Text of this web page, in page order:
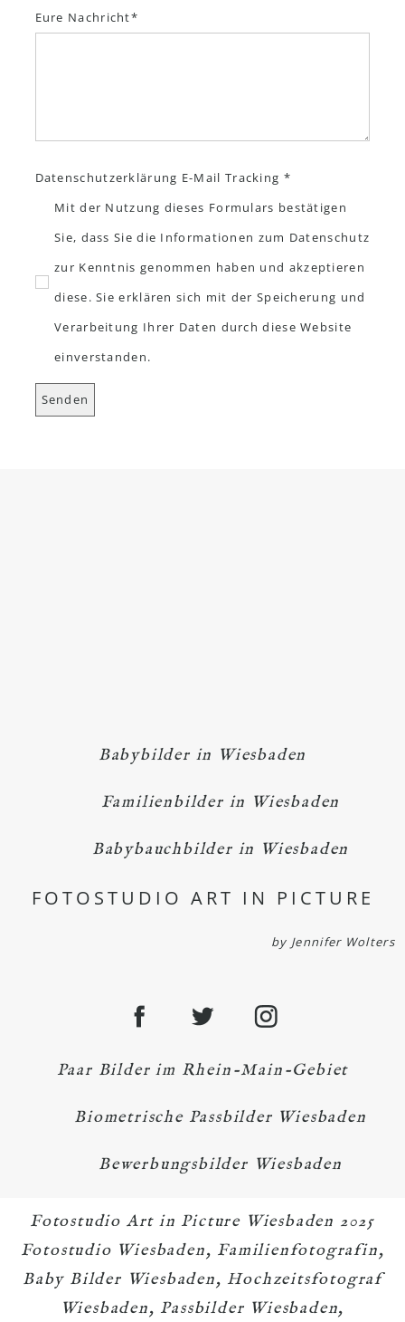
Eure Nachricht
Datenschutzerklärung E-Mail Tracking *
Mit der Nutzung dieses Formulars bestätigen
Sie, dass Sie die Informationen zum Datenschutz
zur Kenntnis genommen haben und akzeptieren
diese. Sie erklären sich mit der Speicherung und
Verarbeitung Ihrer Daten durch diese Website
einverstanden.
Babybilder in Wiesbaden
Familienbilder in Wiesbaden
Babybauchbilder in Wiesbaden
FOTOSTUDIO ART IN PICTURE
by Jennifer Wolters
Paar Bilder im Rhein-Main-Gebiet
Biometrische Passbilder Wiesbaden
Bewerbungsbilder Wiesbaden
Fotostudio Art in Picture Wiesbaden 2025
Fotostudio Wiesbaden, Familienfotografin,
Baby Bilder Wiesbaden, Hochzeitsfotograf
Wiesbaden, Passbilder Wiesbaden,